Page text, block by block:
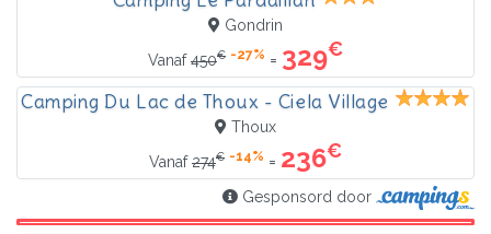
Gondrin
Vanaf450€ -27% = 329€
Camping Du Lac de Thoux - Ciela Village
Thoux
Vanaf274€ -14% = 236€
Gesponsord door